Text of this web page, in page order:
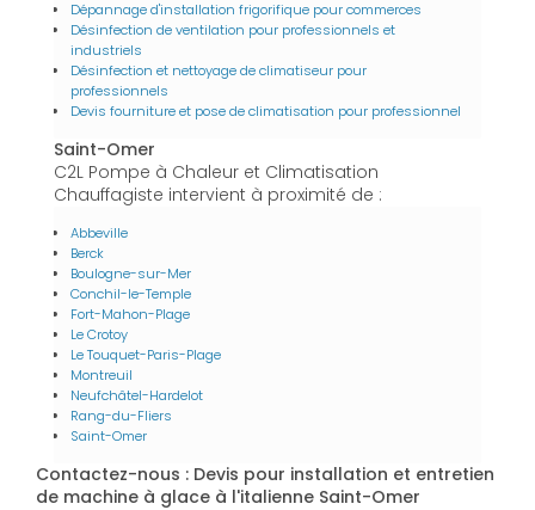
Dépannage d'installation frigorifique pour commerces
Désinfection de ventilation pour professionnels et
industriels
Désinfection et nettoyage de climatiseur pour
professionnels
Devis fourniture et pose de climatisation pour professionnel
Saint-Omer
C2L Pompe à Chaleur et Climatisation
Chauffagiste intervient à proximité de :
Abbeville
Berck
Boulogne-sur-Mer
Conchil-le-Temple
Fort-Mahon-Plage
Le Crotoy
Le Touquet-Paris-Plage
Montreuil
Neufchâtel-Hardelot
Rang-du-Fliers
Saint-Omer
Contactez-nous : Devis pour installation et entretien
de machine à glace à l'italienne Saint-Omer